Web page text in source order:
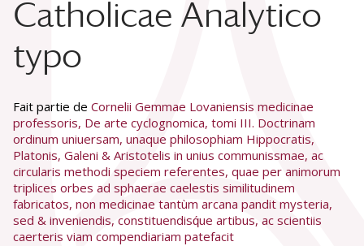
Catholicae Analytico
typo
Fait partie de Cornelii Gemmae Lovaniensis medicinae
professoris, De arte cyclognomica, tomi III. Doctrinam
ordinum uniuersam, unaque philosophiam Hippocratis,
Platonis, Galeni & Aristotelis in unius communissmae, ac
circularis methodi speciem referentes, quae per animorum
triplices orbes ad sphaerae caelestis similitudinem
fabricatos, non medicinae tantùm arcana pandit mysteria,
sed & inveniendis, constituendisq́ue artibus, ac scientiis
caerteris viam compendiariam patefacit